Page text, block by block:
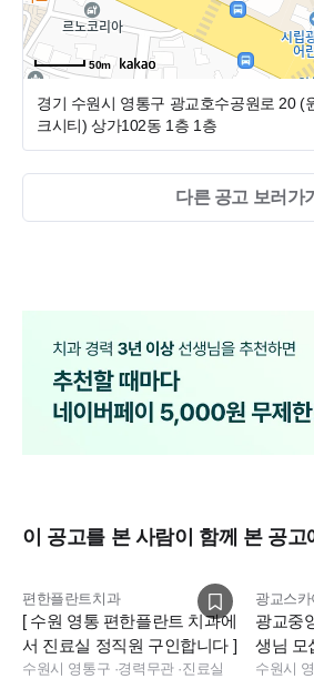
무) 수습완료 후 주30.25시간으로 변경
◆ 수습시 급여 100% 지급
2. 진료실 경력직 : 일반과 또는 교정과
3. 아르바이트 : 평일 하루도 좋고! 주말
[통합과 / 교정과 / 데스크 / 고객지원실(전
🤣🤩많은 지원 부탁드립니다.
까지 진료를 해야하는 저희만의 근무
잘하고 계신 직원분이 있지만, 또 아닌
인이 쉽지가 않습니다.
을 만들고자 하기때문에, 구강스캐너
생님들이 처음 적응에 다소 어려움을 표하
가 조금씩 본인들의 시간을 내면서 교
간혹 이런 시스템에 적응을 못하시고
큰 성장을 위해 같이 노력해주실 수 있
을 기다리고 있습니다.
1명 / 데스크 6명 / 아르바이트 3명 / 콜
50m
경기 수원시 영통구 광교호수공원로 20 (
크시티) 상가102동 1층 1층
다른 공고 보러가기
이 공고를 본 사람이 함께 본 공고
편한플란트치과
[ 수원 영통 편한플란트 치과에
서 진료실 정직원 구인합니다 ]
수원시 영통구 ·경력무관·진료실
광교스
광교중
생님 모
수원시